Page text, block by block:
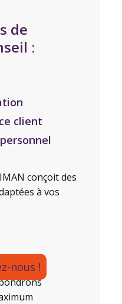
de
:
client
conçoit des
à vos
nous !